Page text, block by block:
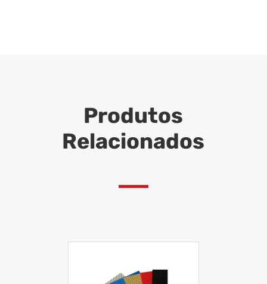
Produtos
Relacionados